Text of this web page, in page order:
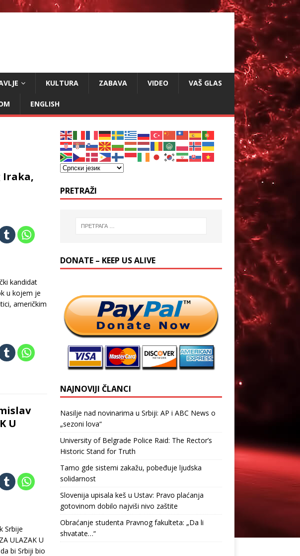
KULTURA ZABAVA VIDEO VAŠ GLAS
ENGLISH
Iraka,
kandidat
u kojem je
američkim
U
ULAZAK U
bi Srbiji bio
PRETRAŽI
DONATE – KEEP US ALIVE
NAJNOVIJI ČLANCI
Nasilje nad novinarima u Srbiji: AP i ABC News o
„sezoni lova“
University of Belgrade Police Raid: The Rector’s
Historic Stand for Truth
Tamo gde sistemi zakažu, pobeđuje ljudska
solidarnost
Slovenija upisala keš u Ustav: Pravo plaćanja
gotovinom dobilo najviši nivo zaštite
Obraćanje studenta Pravnog fakulteta: „Da li
shvatate…“